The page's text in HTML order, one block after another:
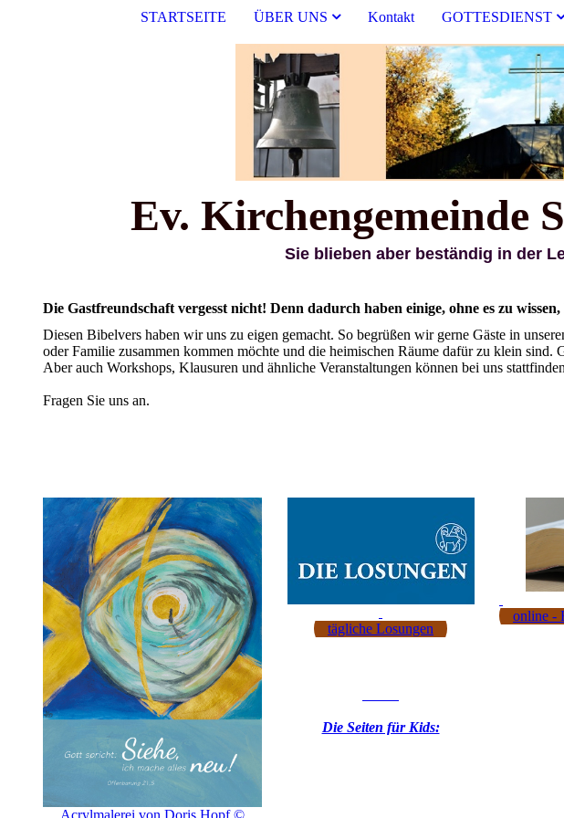
STARTSEITE ÜBER UNS Kontakt GOTTESDIENST
Ev. Kirchengemeinde
Sie blieben aber beständig in der Lehre und in
Die Gastfreundschaft vergesst nicht! Denn dadurch haben einige, ohne es zu
Diesen Bibelvers haben wir uns zu eigen gemacht. So begrüßen wir gerne Gäste in
oder Familie zusammen kommen möchte und die heimischen Räume dafür zu klein sind.
Aber auch Workshops, Klausuren und ähnliche Veranstaltungen können bei uns
Fragen Sie uns an.
Acrylmalerei von Doris Hopf ©
tägliche Losungen
Die Seiten für Kids:
online -